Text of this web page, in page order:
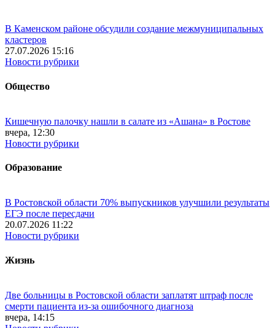
В Каменском районе обсудили создание межмуниципальных
кластеров
27.07.2026 15:16
Новости рубрики
Общество
Кишечную палочку нашли в салате из «Ашана» в Ростове
вчера, 12:30
Новости рубрики
Образование
В Ростовской области 70% выпускников улучшили результаты
ЕГЭ после пересдачи
20.07.2026 11:22
Новости рубрики
Жизнь
Две больницы в Ростовской области заплатят штраф после
смерти пациента из-за ошибочного диагноза
вчера, 14:15